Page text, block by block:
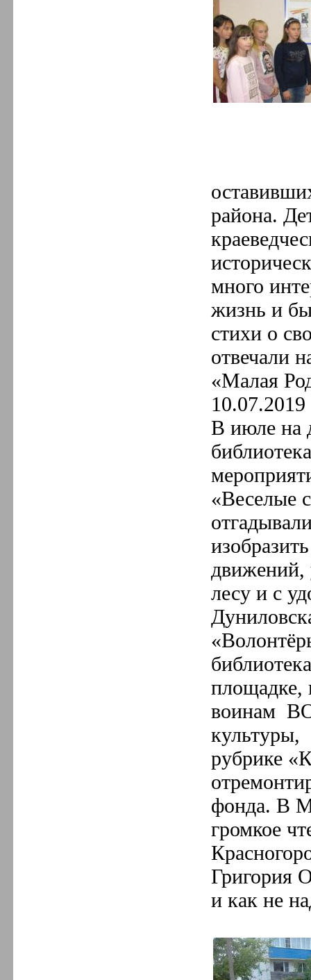
района.
много
жизнь и
стихи о
отвечали
«Малая
10.07.2019
В июле на
«Веселые
движений,
лесу и с
площадке,
воинам
культуры,
рубрике
фонда. В
громкое
Григория
и как не